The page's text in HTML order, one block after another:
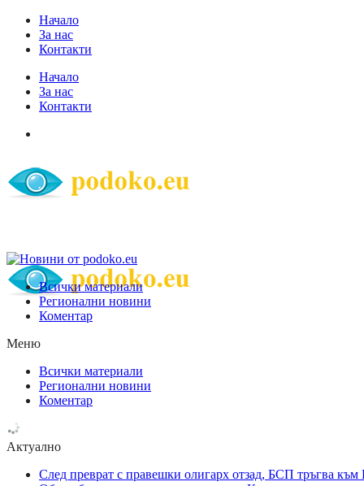
Начало
За нас
Контакти
Начало
За нас
Контакти
Всички материали
Регионални новини
Коментар
Меню
Всички материали
Регионални новини
Коментар
Актуално
След преврат с правешки олигарх отзад, БСП тръгва към